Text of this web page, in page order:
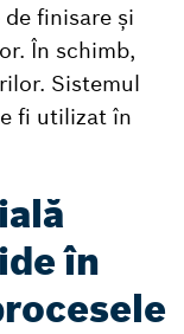
finisare și
În schimb,
Sistemul
fi utilizat în
în